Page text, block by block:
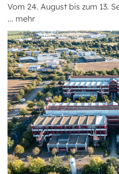
Vom 24. August bis zum 13.
... mehr